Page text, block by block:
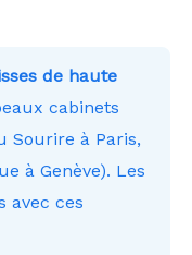
de haute
cabinets
Sourire à Paris,
à Genève). Les
avec ces